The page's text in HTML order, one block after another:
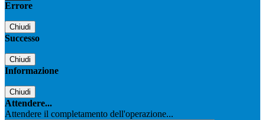
Errore
Chiudi
Successo
Chiudi
Informazione
Chiudi
Attendere...
Attendere il completamento dell'operazione...